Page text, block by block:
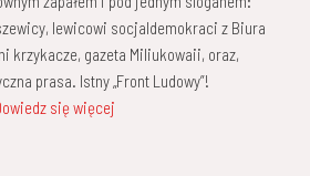
lewicowi socjaldemokraci z Biura
krzykacze, gazeta Miliukowaii, oraz,
prasa. Istny „Front Ludowy”!
się więcej